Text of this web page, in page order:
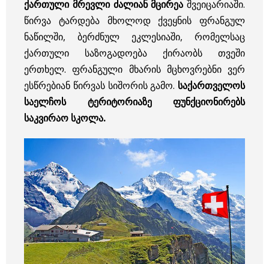
ქართული მრევლი ძალიან მცირეა შვეიცარიაში.
წირვა ტარდება მხოლოდ ქვეყნის ფრანგულ
ნაწილში, ბერძნულ ეკლესიაში, რომელსაც
ქართული საზოგადოება ქირაობს თვეში
ერთხელ. ფრანგული მხარის მცხოვრებნი ვერ
ესწრებიან წირვას სიშორის გამო. საქართველოს
საელჩოს
ტერიტორიაზე
ფუნქციონირებს
საკვირაო სკოლა.